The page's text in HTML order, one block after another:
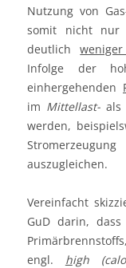
Nutzung von
somit nicht nur
deutlich
Infolge der
einhergehenden
im Mittellast- als
werden,
auszugleichen.
Vereinfacht
GuD darin,
engl. high